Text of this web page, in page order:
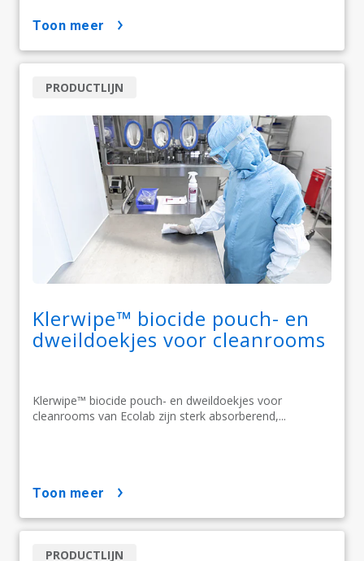
toon meer
Klerwipe™ biocide pouch- en
dweildoekjes voor cleanrooms
Klerwipe™ biocide pouch- en dweildoekjes voor
cleanrooms van Ecolab zijn sterk absorberend,...
PRODUCTLIJN
toon meer
PRODUCTLIJN